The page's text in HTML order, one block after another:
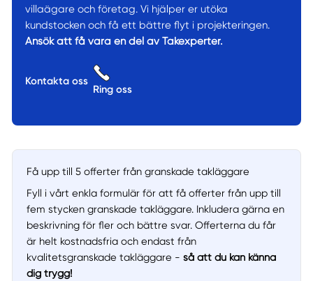
villaägare och företag. Vi hjälper er utöka
kundstocken och få ett bättre flyt i projekteringen.
Ansök att få vara en del av Takexperter.
Kontakta oss
Ring oss
Få upp till 5 offerter från granskade takläggare
Fyll i vårt enkla formulär för att få offerter från upp till
fem stycken granskade takläggare. Inkludera gärna en
beskrivning för fler och bättre svar. Offerterna du får
är helt kostnadsfria och endast från
kvalitetsgranskade takläggare - så att du kan känna
dig trygg!